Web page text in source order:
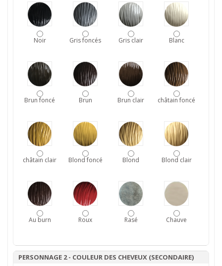
Noir Gris foncés Gris clair Blanc
Brun foncé Brun Brun clair châtain foncé
châtain clair Blond foncé Blond Blond clair
Au burn Roux Rasé Chauve
PERSONNAGE 2 - COULEUR DES CHEVEUX (SECONDAIRE)